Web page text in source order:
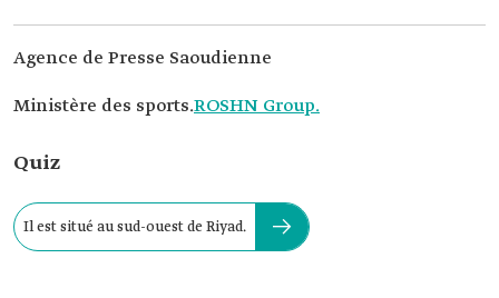
Agence de Presse Saoudienne
Ministère des sports.ROSHN Group.
Quiz
Il est situé au sud-ouest de Riyad.